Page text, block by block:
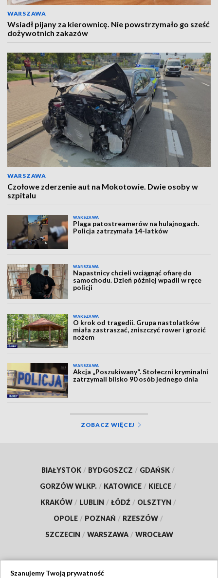
WARSZAWA
Wsiadł pijany za kierownicę. Nie powstrzymało go sześć
dożywotnich zakazów
WARSZAWA
Czołowe zderzenie aut na Mokotowie. Dwie osoby w
szpitalu
WARSZAWA
Plaga patostreamerów na hulajnogach.
Policja zatrzymała 14-latków
WARSZAWA
Napastnicy chcieli wciągnąć ofiarę do
samochodu. Dzień później wpadli w ręce
policji
WARSZAWA
O krok od tragedii. Grupa nastolatków
miała zastraszać, zniszczyć rower i grozić
nożem
WARSZAWA
Akcja „Poszukiwany”. Stołeczni kryminalni
zatrzymali blisko 90 osób jednego dnia
ZOBACZ WIĘCEJ
BIAŁYSTOK / BYDGOSZCZ / GDAŃSK /
GORZÓW WLKP. / KATOWICE / KIELCE /
KRAKÓW / LUBLIN / ŁÓDŹ / OLSZTYN /
OPOLE / POZNAŃ / RZESZÓW /
SZCZECIN / WARSZAWA / WROCŁAW
Szanujemy Twoją prywatność